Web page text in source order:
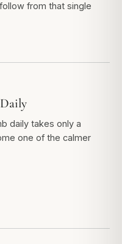
from that single
daily takes only a
one of the calmer